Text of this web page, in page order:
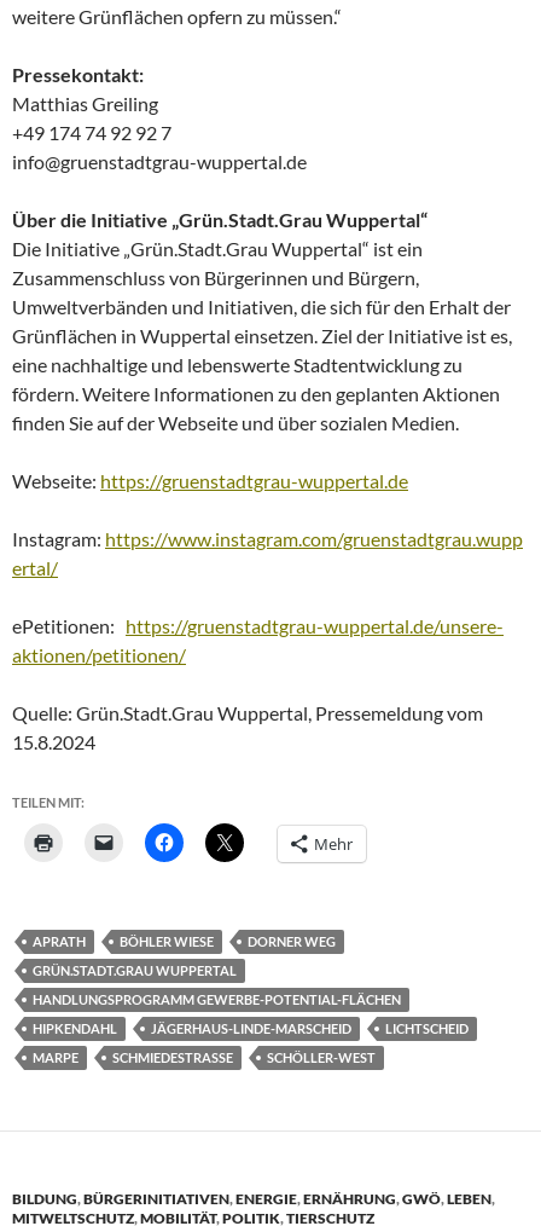
weitere Grünflächen opfern zu müssen.“
Pressekontakt:
Matthias Greiling
+49 174 74 92 92 7
info@gruenstadtgrau-wuppertal.de
Über die Initiative „Grün.Stadt.Grau Wuppertal“
Die Initiative „Grün.Stadt.Grau Wuppertal“ ist ein
Zusammenschluss von Bürgerinnen und Bürgern,
Umweltverbänden und Initiativen, die sich für den Erhalt der
Grünflächen in Wuppertal einsetzen. Ziel der Initiative ist es,
eine nachhaltige und lebenswerte Stadtentwicklung zu
fördern. Weitere Informationen zu den geplanten Aktionen
finden Sie auf der Webseite und über sozialen Medien.
Webseite: https://gruenstadtgrau-wuppertal.de
Instagram: https://www.instagram.com/gruenstadtgrau.wupp
ertal/
ePetitionen: https://gruenstadtgrau-wuppertal.de/unsere-
aktionen/petitionen/
Quelle: Grün.Stadt.Grau Wuppertal, Pressemeldung vom
15.8.2024
TEILEN MIT:
Mehr
APRATH BÖHLER WIESE
DORNER WEG
GRÜN.STADT.GRAU WUPPERTAL
HANDLUNGSPROGRAMM GEWERBE-POTENTIAL-FLÄCHEN
HIPKENDAHL
JÄGERHAUS-LINDE-MARSCHEID
LICHTSCHEID
MARPE
SCHMIEDESTRASSE SCHÖLLER-WEST
BILDUNG,BÜRGERINITIATIVEN,ENERGIE,ERNÄHRUNG,GWÖ,LEBEN,
MITWELTSCHUTZ,MOBILITÄT,POLITIK,TIERSCHUTZ